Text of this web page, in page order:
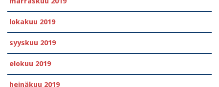
lokakuu 2019
syyskuu 2019
elokuu 2019
heinäkuu 2019